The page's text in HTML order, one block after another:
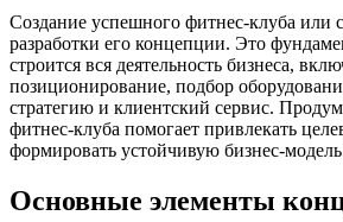
Создание успешного фитнес-клуба или
разработки его концепции. Это
строится вся деятельность бизнеса,
позиционирование, подбор
стратегию и клиентский сервис.
фитнес-клуба помогает привлекать
формировать устойчивую бизнес-
Основные элементы